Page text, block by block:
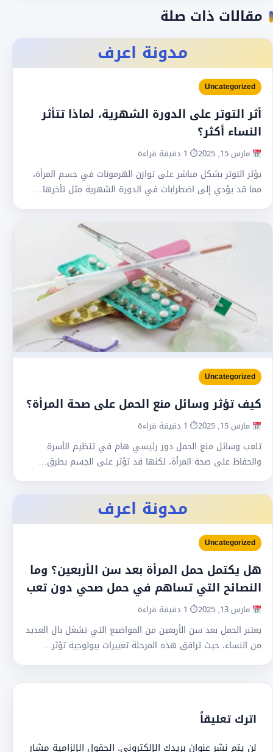
مقالات ذات صلة
مدونة اعرف
Uncategorized
أثر التوتر على الدورة الشهرية، لماذا تتأثر
النساء أكثر؟
مارس 15, 2025 ⏱ 1 دقيقة قراءة
يؤثر التوتر بشكل مباشر على توازن الهرمونات في جسم المرأة،
مما قد يؤدي إلى اضطرابات في الدورة الشهرية مثل تأخرها…
Uncategorized
كيف تؤثر وسائل منع الحمل على صحة المرأة؟
مارس 15, 2025 ⏱ 1 دقيقة قراءة
تلعب وسائل منع الحمل دور رئيسي هام في تنظيم الأسرة
والحفاظ على صحة المرأة، لكنها قد تؤثر على الجسم بطرق…
مدونة اعرف
Uncategorized
هل يكتمل حمل المرأة بعد سن الأربعين؟ وما
النصائح التي تساهم في حمل صحي دون تعب
مارس 13, 2025 ⏱ 1 دقيقة قراءة
يعتبر الحمل بعد سن الأربعين من المواضيع التي تشغل بال العديد
من النساء، حيث ترافق هذه المرحلة تغييرات بيولوجية تؤثر…
اترك تعليقاً
لن يتم نشر عنوان بريدك الإلكتروني. الحقول الإلزامية مشار